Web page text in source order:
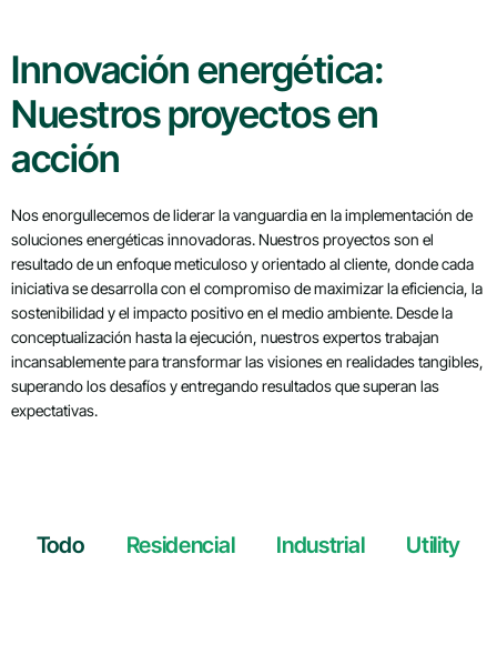
Innovación energética:
Nuestros proyectos en
acción
Nos enorgullecemos de liderar la vanguardia en la implementación de
soluciones energéticas innovadoras. Nuestros proyectos son el
resultado de un enfoque meticuloso y orientado al cliente, donde cada
iniciativa se desarrolla con el compromiso de maximizar la eficiencia, la
sostenibilidad y el impacto positivo en el medio ambiente. Desde la
conceptualización hasta la ejecución, nuestros expertos trabajan
incansablemente para transformar las visiones en realidades tangibles,
superando los desafíos y entregando resultados que superan las
expectativas.
Todo Residencial Industrial Utility